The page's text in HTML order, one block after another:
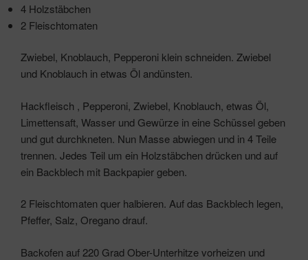
4 Holzstäbchen
2 Fleischtomaten
Zwiebel, Knoblauch, Pepperoni klein schneiden. Zwiebel
und Knoblauch in etwas Öl andünsten.
Hackfleisch , Pepperoni, Zwiebel, Knoblauch, etwas Öl,
Limettensaft, Wasser und Gewürze in eine Schüssel geben
und gut durchkneten. Nun Masse abwiegen und in 4 Teile
trennen. Jedes Teil um ein Holzstäbchen drücken und auf
ein Backblech mit Backpapier geben.
2 Fleischtomaten quer halbieren. Auf das Backblech legen,
Pfeffer, Salz, Oregano drauf.
Backofen auf 220 Grad Ober-Unterhitze vorheizen und